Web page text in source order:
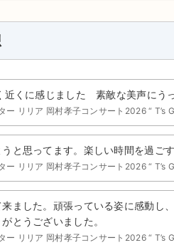
くに感じました 素敵な美声にう
リリア 岡村孝子コンサート2026 “ T’s
と思ってます。楽しい時間を過ご
リリア 岡村孝子コンサート2026 “ T’s
ました。頑張っている姿に感動し
とうございました。
リリア 岡村孝子コンサート2026 “ T’s